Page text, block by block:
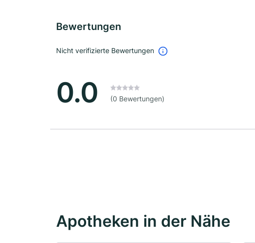
Bewertungen
Nicht verifizierte Bewertungen
0.0 (0 Bewertungen)
Apotheken in der Nähe